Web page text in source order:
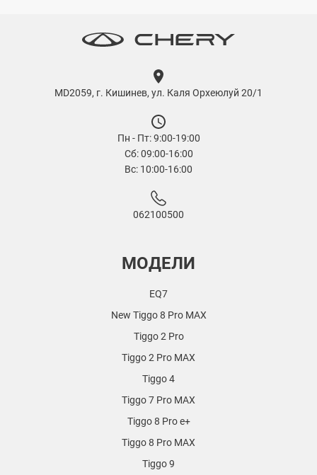
MD2059, г. Кишинев, ул. Каля Орхеюлуй 20/1
Пн - Пт: 9:00-19:00
Сб: 09:00-16:00
Вс: 10:00-16:00
062100500
МОДЕЛИ
EQ7
New Tiggo 8 Pro MAX
Tiggo 2 Pro
Tiggo 2 Pro MAX
Tiggo 4
Tiggo 7 Pro MAX
Tiggo 8 Pro e+
Tiggo 8 Pro MAX
Tiggo 9